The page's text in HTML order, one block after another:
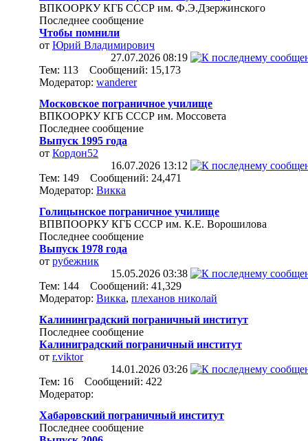
ВПКООРКУ КГБ СССР им. Ф.Э.Дзержинского
Последнее сообщение
Чтобы помнили
от Юрий Владимирович
27.07.2026 08:19
Тем: 113 Сообщений: 15,173
Модератор: wanderer
Московское пограничное училище
ВПКООРКУ КГБ СССР им. Моссовета
Последнее сообщение
Выпуск 1995 года
от Кордон52
16.07.2026 13:12
Тем: 149 Сообщений: 24,471
Модератор: Викка
Голицынское пограничное училище
ВПВПООРКУ КГБ СССР им. К.Е. Ворошилова
Последнее сообщение
Выпуск 1978 года
от рубежник
15.05.2026 03:38
Тем: 144 Сообщений: 41,329
Модератор: Викка, плеханов николай
Калининградский пограничный институт
Последнее сообщение
Калиниградский пограничный институт
от r.viktor
14.01.2026 03:26
Тем: 16 Сообщений: 422
Модератор:
Хабаровский пограничный институт
Последнее сообщение